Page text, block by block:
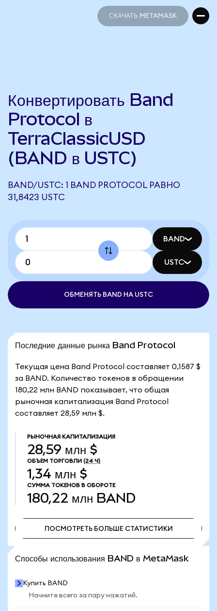
СКАЧАТЬ METAMASK
Конвертировать Band
Protocol в
TerraClassicUSD
(BAND в USTC)
BAND/USTC: 1 BAND PROTOCOL РАВНО
31,8423 USTC
BAND
USTC
ОБМЕНЯТЬ BAND НА USTC
Последние данные рынка Band Protocol
Текущая цена Band Protocol составляет 0,1587 $
за BAND. Количество токенов в обращении
180,22 млн BAND показывает, что общая
рыночная капитализация Band Protocol
составляет 28,59 млн $.
РЫНОЧНАЯ КАПИТАЛИЗАЦИЯ
28,59 млн $
ОБЪЕМ ТОРГОВЛИ (24 Ч)
1,34 млн $
СУММА ТОКЕНОВ В ОБОРОТЕ
180,22 млн BAND
ПОСМОТРЕТЬ БОЛЬШЕ СТАТИСТИКИ
Способы использования BAND в MetaMask
Купить BAND
Начните всего за пару нажатий.